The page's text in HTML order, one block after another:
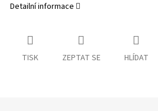
Detailní informace
TISK ZEPTAT SE HLÍDAT